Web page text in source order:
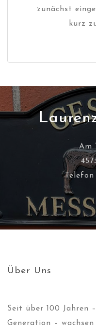
zunächst
kurz
Am
Telefon
Über Uns
Seit über 100 Jahren
Generation –